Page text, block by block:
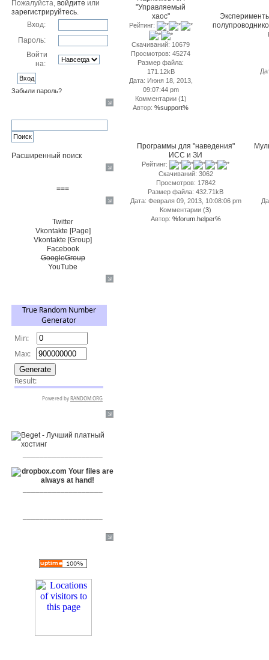
Пожалуйста,войдите или
зарегистрируйтесь.
Вход:
Пароль:
Войти
на:
Забыли пароль?
Расширенный поиск
===
Twitter
Vkontakte [Page]
Vkontakte [Group]
Facebook
GoogleGroup
YouTube
"Управляемый
хаос"
Рейтинг:
Скачиваний: 10679
Просмотров: 45274
Размер файла:
171.12kB
Дата: Июня 18, 2013,
09:07:44 pm
Комментарии (1)
Автор: %support%
Программы для "наведения"
ИСС и ЗИ
Рейтинг:
Скачиваний: 3062
Просмотров: 17842
Размер файла: 432.71kB
Дата: Февраля 09, 2013, 10:08:06 pm
Комментарии (3)
Автор: %forum.helper%